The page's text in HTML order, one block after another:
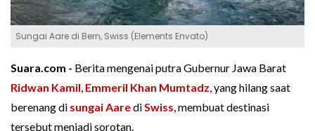
Sungai Aare di Bern, Swiss (Elements Envato)
Suara.com - Berita mengenai putra Gubernur Jawa Barat
Ridwan Kamil, Emmeril Khan Mumtadz, yang hilang saat
berenang di sungai AarediSwiss, membuat destinasi
tersebut menjadi sorotan.